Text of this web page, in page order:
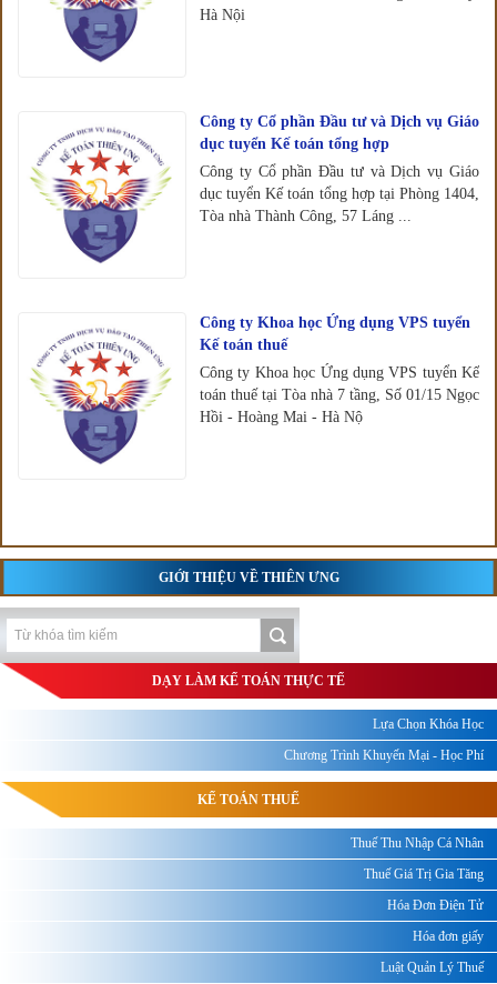
Hà Nội
Công ty Cổ phần Đầu tư và Dịch vụ Giáo
dục tuyển Kế toán tổng hợp
Công ty Cổ phần Đầu tư và Dịch vụ Giáo
dục tuyển Kế toán tổng hợp tại Phòng 1404,
Tòa nhà Thành Công, 57 Láng ...
Công ty Khoa học Ứng dụng VPS tuyển
Kế toán thuế
Công ty Khoa học Ứng dụng VPS tuyển Kế
toán thuế tại Tòa nhà 7 tầng, Số 01/15 Ngọc
Hồi - Hoàng Mai - Hà Nộ
GIỚI THIỆU VỀ THIÊN ƯNG
DẠY LÀM KẾ TOÁN THỰC TẾ
Lựa Chọn Khóa Học
Chương Trình Khuyến Mại - Học Phí
KẾ TOÁN THUẾ
Thuế Thu Nhập Cá Nhân
Thuế Giá Trị Gia Tăng
Hóa Đơn Điện Tử
Hóa đơn giấy
Luật Quản Lý Thuế